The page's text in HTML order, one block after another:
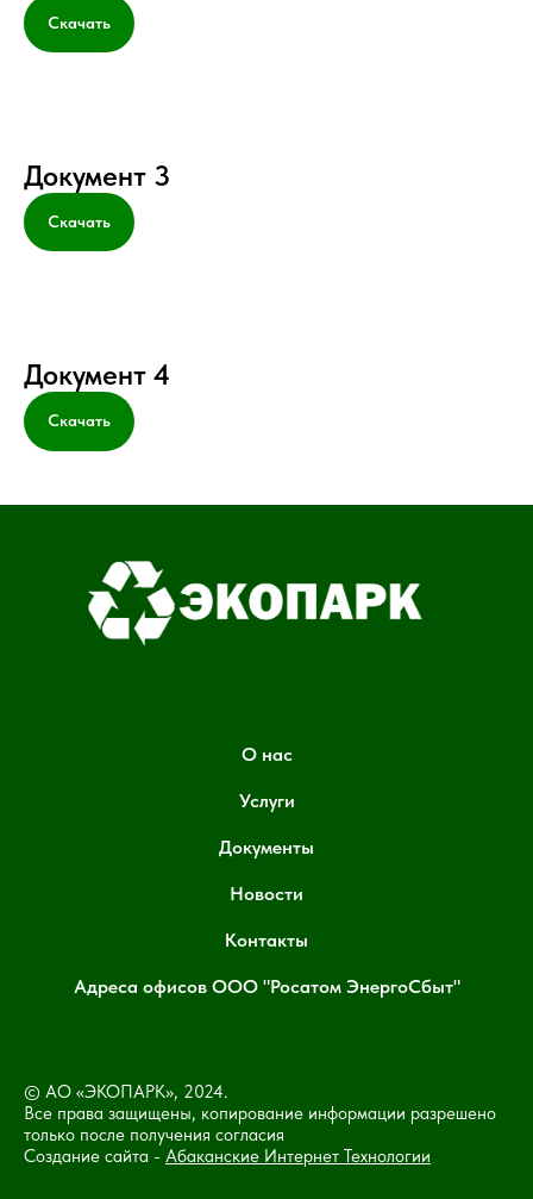
Скачать
Документ 3
Скачать
Документ 4
Скачать
О нас
Услуги
Документы
Новости
Контакты
Адреса офисов ООО "Росатом ЭнергоСбыт"
© АО «ЭКОПАРК», 2024.
Все права защищены, копирование информации разрешено
только после получения согласия
Создание сайта - Абаканские Интернет Технологии